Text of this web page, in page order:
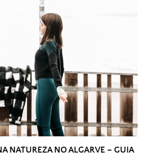
NATUREZA NO ALGARVE – GUIA